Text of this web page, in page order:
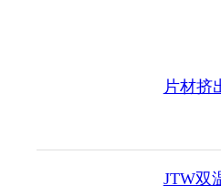
片材挤
JTW双